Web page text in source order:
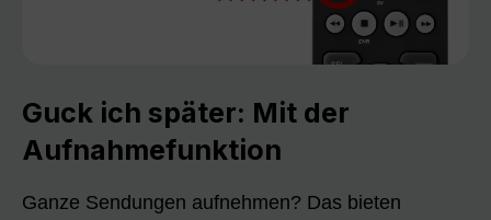
Guck ich später: Mit der
Aufnahmefunktion
Ganze Sendungen aufnehmen? Das bieten